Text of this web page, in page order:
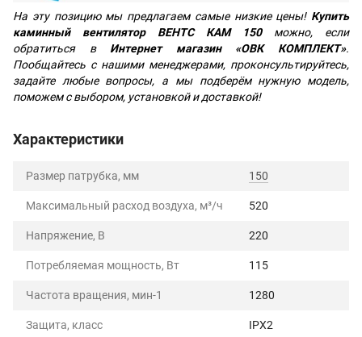
На эту позицию мы предлагаем самые низкие цены! Купить
каминный вентилятор ВЕНТС КАМ 150можно, если
обратиться в Интернет магазин «ОВК КОМПЛЕКТ».
Пообщайтесь с нашими менеджерами, проконсультируйтесь,
задайте любые вопросы, а мы подберём нужную модель,
поможем с выбором, установкой и доставкой!
Характеристики
Размер патрубка, мм 150
Максимальный расход воздуха, м³/ч 520
Напряжение, В 220
Потребляемая мощность, Вт 115
Частота вращения, мин-1 1280
Защита, класс IPX2